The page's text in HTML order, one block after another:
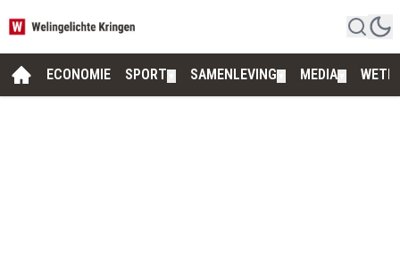
ECONOMIE SPORT SAMENLEVING MEDIA